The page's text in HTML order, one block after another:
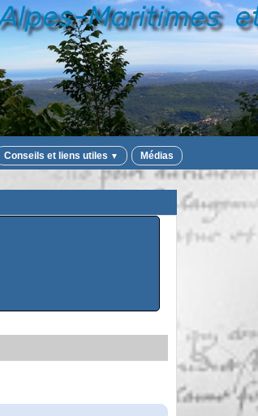
Conseils et liens utiles ▼ Médias